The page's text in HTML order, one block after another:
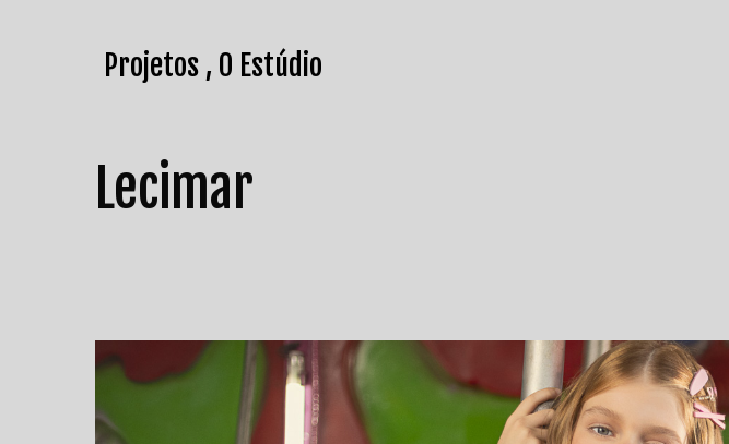
Projetos O Estúdio
Lecimar